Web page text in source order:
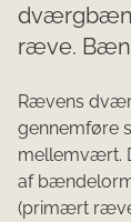
ræve.
Rævens
gennemføre​
mellemvært.
af
(primært